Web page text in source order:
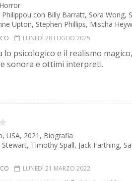
con Billy Barratt, Sora Wong,
Upton, Stephen Phillips, Mischa
LUNEDÌ 28 LUGLIO 2025
psicologico e il realismo
sonora e ottimi interpreti.
USA, 2021, Biografia
Timothy Spall, Jack Farthing,
LUNEDÌ 21 MARZO 2022